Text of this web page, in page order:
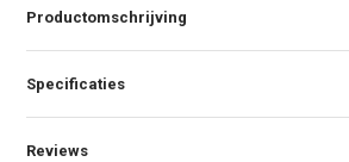
Productomschrijving
Specificaties
Reviews